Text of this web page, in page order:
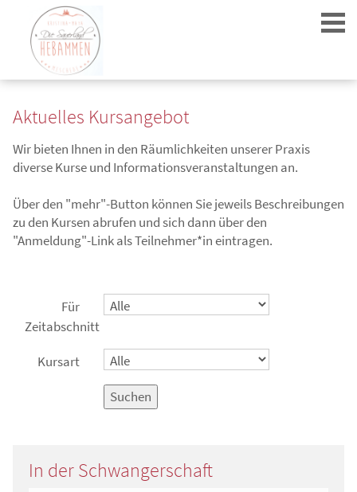
Login
Aktuelles Kursangebot
Wir bieten Ihnen in den Räumlichkeiten unserer Praxis
diverse Kurse und Informationsveranstaltungen an.
Über den "mehr"-Button können Sie jeweils Beschreibungen
zu den Kursen abrufen und sich dann über den
"Anmeldung"-Link als Teilnehmer*in eintragen.
Für
Zeitabschnitt
Kursart
Suchen
In der Schwangerschaft